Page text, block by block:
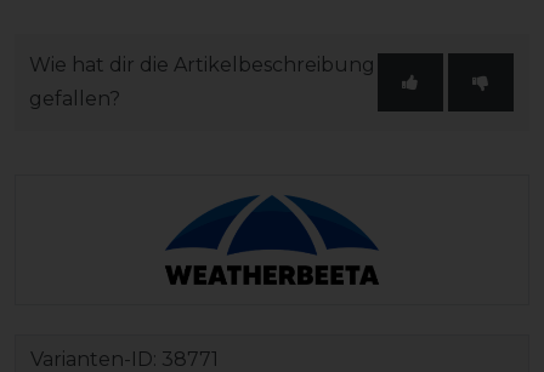
Wie hat dir die Artikelbeschreibung
gefallen?
Varianten-ID: 38771